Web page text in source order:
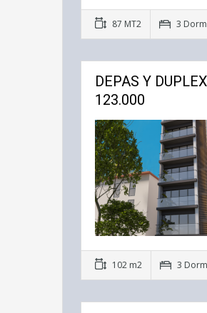
87 MT2 3
DEPAS Y
123.000
102 m2 3